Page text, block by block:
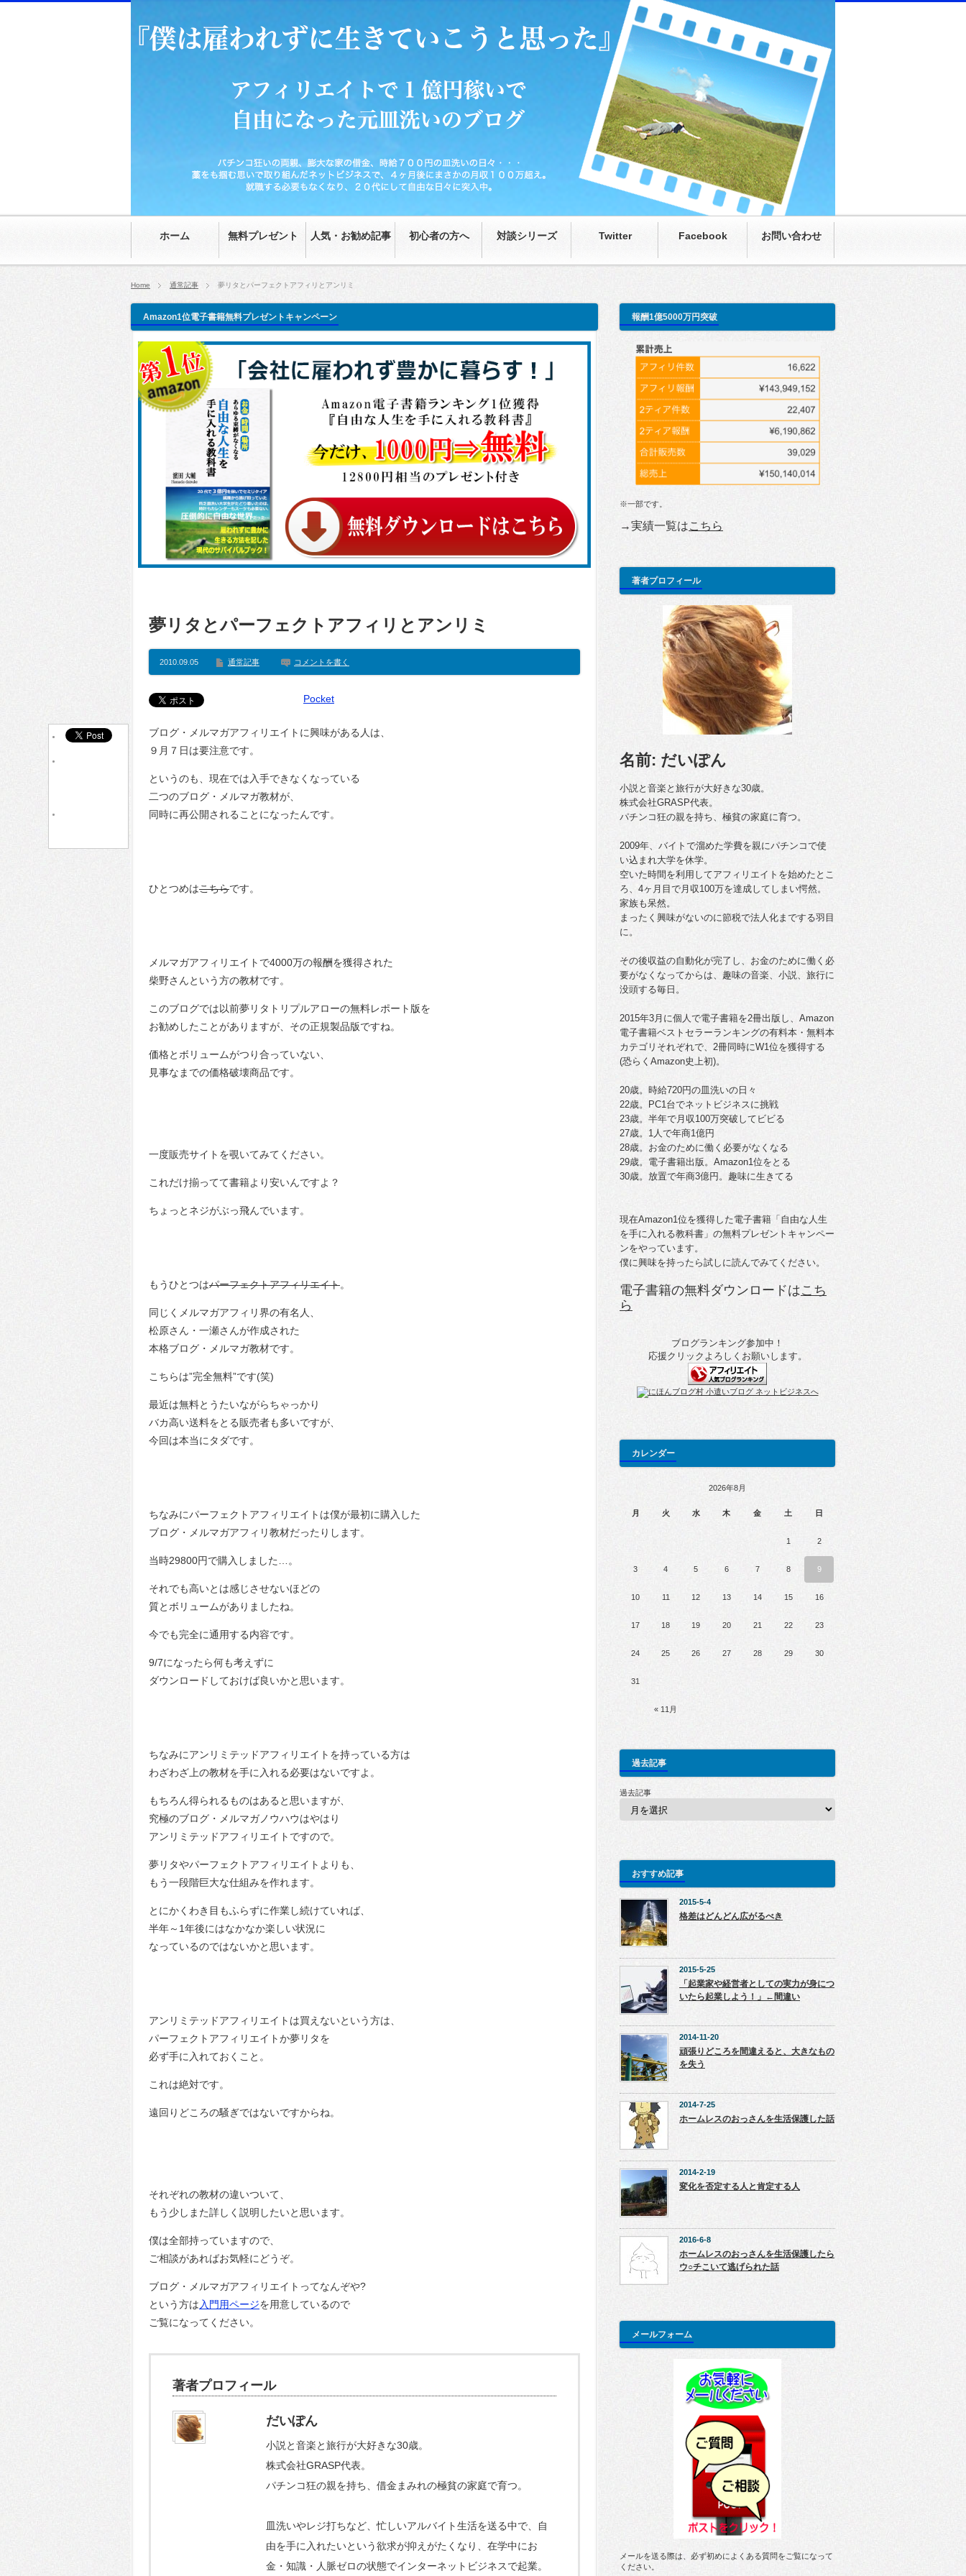
ホーム 無料プレゼント 人気・お勧め記事 初心者の方へ 対談シリーズ Twitter Facebook お問い合わせ
パチンコ狂いの両親、膨大な家の借金、時給700円の皿洗いの日々…が、藁をもつかむ思いで取り組んだネットビジネスで、4ヶ月後にまさかの月収100万超え。僕も呆然。家族も呆
然。就職する必要もなくなり、20代にして自由な日々に突入中。
Home 通常記事 夢リタとパーフェクトアフィリとアンリミ
Amazon1位電子書籍無料プレゼントキャンペーン
夢リタとパーフェクトアフィリとアンリミ
2010.09.05 通常記事 コメントを書く
Pocket
ブログ・メルマガアフィリエイトに興味がある人は、
９月７日は要注意です。
というのも、現在では入手できなくなっている
二つのブログ・メルマガ教材が、
同時に再公開されることになったんです。
ひとつめはこちらです。
メルマガアフィリエイトで4000万の報酬を獲得された
柴野さんという方の教材です。
このブログでは以前夢リタトリプルアローの無料レポート版を
お勧めしたことがありますが、その正規製品版ですね。
価格とボリュームがつり合っていない、
見事なまでの価格破壊商品です。
一度販売サイトを覗いてみてください。
これだけ揃ってて書籍より安いんですよ？
ちょっとネジがぶっ飛んでいます。
もうひとつはパーフェクトアフィリエイト。
同じくメルマガアフィリ界の有名人、
松原さん・一瀬さんが作成された
本格ブログ・メルマガ教材です。
こちらは”完全無料”です(笑)
最近は無料とうたいながらちゃっかり
バカ高い送料をとる販売者も多いですが、
今回は本当にタダです。
ちなみにパーフェクトアフィリエイトは僕が最初に購入した
ブログ・メルマガアフィリ教材だったりします。
当時29800円で購入しました…。
それでも高いとは感じさせないほどの
質とボリュームがありましたね。
今でも完全に通用する内容です。
9/7になったら何も考えずに
ダウンロードしておけば良いかと思います。
ちなみにアンリミテッドアフィリエイトを持っている方は
わざわざ上の教材を手に入れる必要はないですよ。
もちろん得られるものはあると思いますが、
究極のブログ・メルマガノウハウはやはり
アンリミテッドアフィリエイトですので。
夢リタやパーフェクトアフィリエイトよりも、
もう一段階巨大な仕組みを作れます。
とにかくわき目もふらずに作業し続けていれば、
半年～1年後にはなかなか楽しい状況に
なっているのではないかと思います。
アンリミテッドアフィリエイトは買えないという方は、
パーフェクトアフィリエイトか夢リタを
必ず手に入れておくこと。
これは絶対です。
遠回りどころの騒ぎではないですからね。
それぞれの教材の違いついて、
もう少しまた詳しく説明したいと思います。
僕は全部持っていますので、
ご相談があればお気軽にどうぞ。
ブログ・メルマガアフィリエイトってなんぞや?
という方は入門用ページを用意しているので
ご覧になってください。
著者プロフィール
だいぽん
小説と音楽と旅行が大好きな30歳。
株式会社GRASP代表。
パチンコ狂の親を持ち、借金まみれの極貧の家庭で育つ。
皿洗いやレジ打ちなど、忙しいアルバイト生活を送る中で、自
由を手に入れたいという欲求が抑えがたくなり、在学中にお
金・知識・人脈ゼロの状態でインターネットビジネスで起業。
報酬1億5000万円突破
※一部です。
→実績一覧はこちら
著者プロフィール
名前: だいぽん
小説と音楽と旅行が大好きな30歳。
株式会社GRASP代表。
パチンコ狂の親を持ち、極貧の家庭に育つ。
2009年、バイトで溜めた学費を親にパチンコで使
い込まれ大学を休学。
空いた時間を利用してアフィリエイトを始めたとこ
ろ、4ヶ月目で月収100万を達成してしまい愕然。
家族も呆然。
まったく興味がないのに節税で法人化までする羽目
に。
その後収益の自動化が完了し、お金のために働く必
要がなくなってからは、趣味の音楽、小説、旅行に
没頭する毎日。
2015年3月に個人で電子書籍を2冊出版し、Amazon
電子書籍ベストセラーランキングの有料本・無料本
カテゴリそれぞれで、2冊同時にW1位を獲得する
(恐らくAmazon史上初)。
20歳。時給720円の皿洗いの日々
22歳。PC1台でネットビジネスに挑戦
23歳。半年で月収100万突破してビビる
27歳。1人で年商1億円
28歳。お金のために働く必要がなくなる
29歳。電子書籍出版。Amazon1位をとる
30歳。放置で年商3億円。趣味に生きてる
現在Amazon1位を獲得した電子書籍「自由な人生
を手に入れる教科書」の無料プレゼントキャンペー
ンをやっています。
僕に興味を持ったら試しに読んでみてください。
電子書籍の無料ダウンロードはこち
ら
ブログランキング参加中！
応援クリックよろしくお願いします。
カレンダー
2026年8月
月 火 水 木 金 土 日
« 11月
1 2
3 4 5 6 7 8 9
10 11 12 13 14 15 16
17 18 19 20 21 22 23
24 25 26 27 28 29 30
31
過去記事
過去記事
おすすめ記事
2015-5-4
格差はどんどん広がるべき
2015-5-25
「起業家や経営者としての実力が身につ
いたら起業しよう！」←間違い
2014-11-20
頑張りどころを間違えると、大きなもの
を失う
2014-7-25
ホームレスのおっさんを生活保護した話
2014-2-19
変化を否定する人と肯定する人
2016-6-8
ホームレスのおっさんを生活保護したら
ウ○チこいて逃げられた話
メールフォーム
メールを送る際は、必ず初めによくある質問をご覧になって
ください。